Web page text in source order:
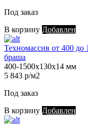
Под заказ
В корзину Добавлен
Техномассив от 400 до
браша
400-1500х130х14 мм
5 843 р/м2
Под заказ
В корзину Добавлен